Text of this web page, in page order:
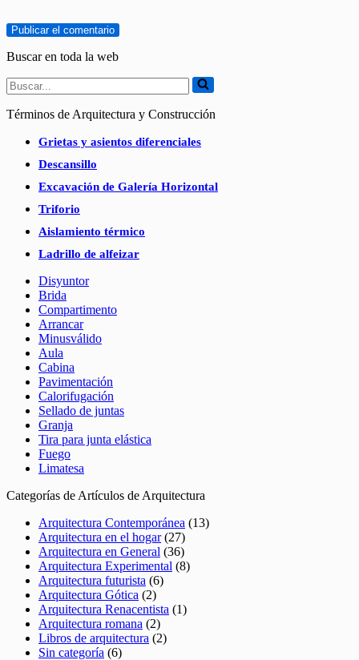
Buscar en toda la web
Buscar...
Términos de Arquitectura y Construcción
Grietas y asientos diferenciales
Descansillo
Excavación de Galería Horizontal
Triforio
Aislamiento térmico
Ladrillo de alfeizar
Disyuntor
Brida
Compartimento
Arrancar
Minusválido
Aula
Cabina
Pavimentación
Calorifugación
Sellado de juntas
Granja
Tira para junta elástica
Fuego
Limatesa
Categorías de Artículos de Arquitectura
Arquitectura Contemporánea (13)
Arquitectura en el hogar(27)
Arquitectura en General (36)
Arquitectura Experimental (8)
Arquitectura futurista (6)
Arquitectura Gótica (2)
Arquitectura Renacentista (1)
Arquitectura romana (2)
Libros de arquitectura (2)
Sin categoría (6)